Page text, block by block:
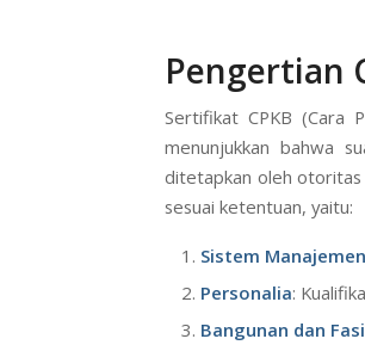
Pengertian
Sertifikat CPKB (Cara
menunjukkan bahwa
ditetapkan oleh otoritas
sesuai ketentuan, yaitu:
Sistem Manajemen
Personalia:
Bangunan dan